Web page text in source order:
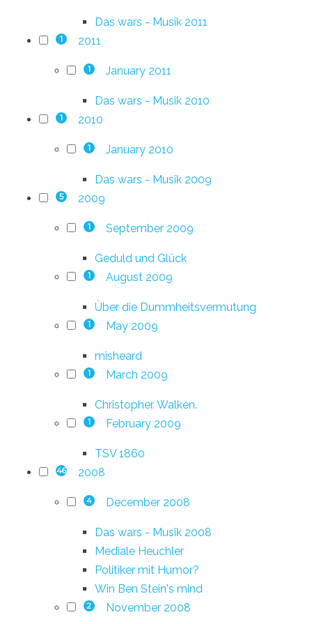
Das wars - Musik 2011
1 2011
1 January 2011
Das wars - Musik 2010
1 2010
1 January 2010
Das wars - Musik 2009
5 2009
1 September 2009
Geduld und Glück
1 August 2009
Über die Dummheitsvermutung
1 May 2009
misheard
1 March 2009
Christopher. Walken.
1 February 2009
TSV 1860
46 2008
4 December 2008
Das wars - Musik 2008
Mediale Heuchler
Politiker mit Humor?
Win Ben Stein's mind
2 November 2008